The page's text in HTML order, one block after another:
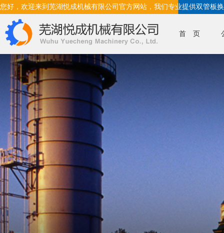
您好，欢迎来到芜湖悦成机械有限公司官方网站，我们专业提供双管板
首 页